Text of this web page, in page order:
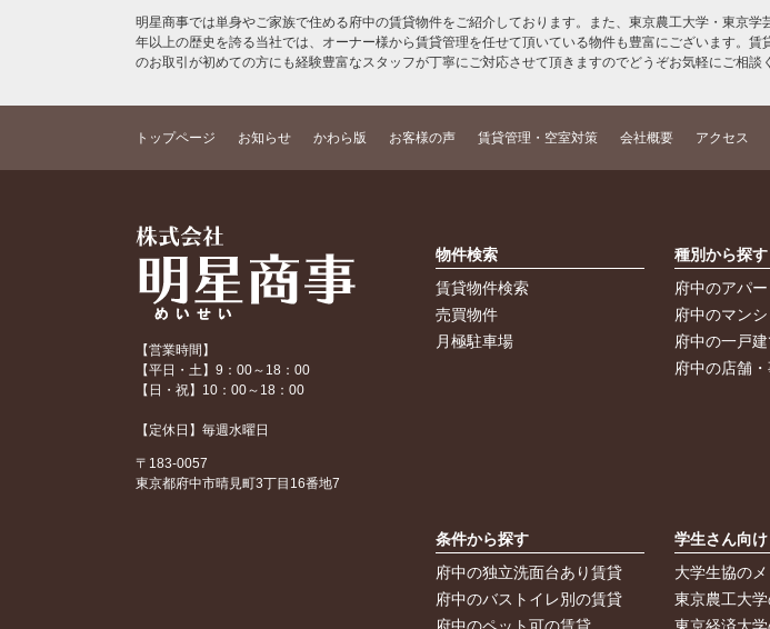
明星商事では単身やご家族で住める府中の賃貸物件をご紹介しております。また、東京農工大学・東京
年以上の歴史を誇る当社では、オーナー様から賃貸管理を任せて頂いている物件も豊富にございます。
のお取引が初めての方にも経験豊富なスタッフが丁寧にご対応させて頂きますのでどうぞお気軽にご相談
トップページ お知らせ かわら版 お客様の声 賃貸管理・空室対策 会社概要 アクセス
【営業時間】
【平日・土】9：00～18：00
【日・祝】10：00～18：00
【定休日】毎週水曜日
〒183-0057
東京都府中市晴見町3丁目16番地7
物件検索
賃貸物件検索
売買物件
月極駐車場
種別から探す
府中のアパ
府中のマン
府中の一戸
府中の店舗
条件から探す
府中の独立洗面台あり賃貸
府中のバストイレ別の賃貸
学生さん向け
大学生協のメ
東京農工大